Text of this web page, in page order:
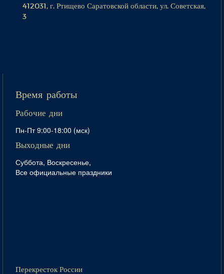
412031, г. Ртищево Саратовской области, ул. Советская,
3
Время работы
Рабочие дни
Пн-Пт 9:00-18:00 (мск)
Выходные дни
Суббота, Воскресенье,
Все официальные праздники
Перекресток России